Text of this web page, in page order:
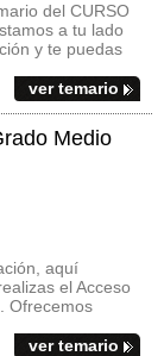
del CURSO
a tu lado
y te puedas
ver temario
Medio
aquí
el Acceso
Ofrecemos
ver temario